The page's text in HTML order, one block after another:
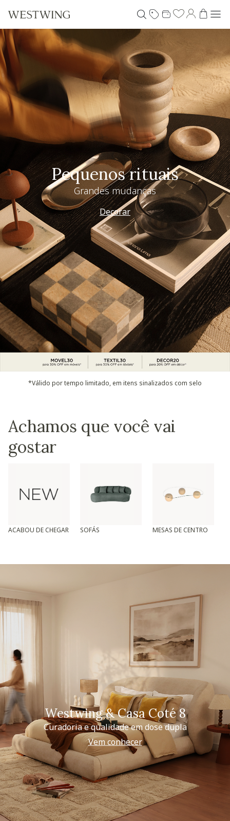
Pequenos rituais
Grandes mudanças
Decorar
*Válido por tempo limitado, em itens sinalizados com selo
Achamos que você vai
gostar
ACABOU DE CHEGAR SOFÁS MESAS DE CENTRO
Westwing & Casa Coté 8
Curadoria e qualidade em dose dupla
Vem conhecer